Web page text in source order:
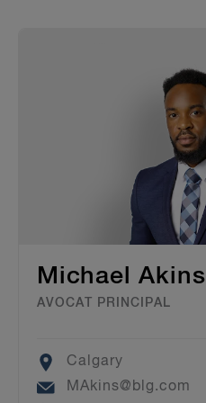
Michael Akins
AVOCAT PRINCIPAL
Location
Calgary
Email
MAkins@blg.com